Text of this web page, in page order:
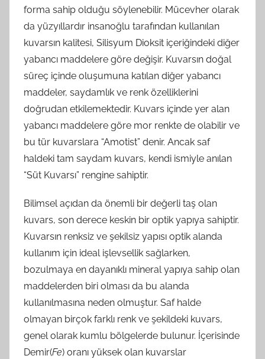
forma sahip olduğu söylenebilir. Mücevher olarak
da yüzyıllardır insanoğlu tarafından kullanılan
kuvarsın kalitesi, Silisyum Dioksit içeriğindeki diğer
yabancı maddelere göre değişir. Kuvarsın doğal
süreç içinde oluşumuna katılan diğer yabancı
maddeler, saydamlık ve renk özelliklerini
doğrudan etkilemektedir. Kuvars içinde yer alan
yabancı maddelere göre mor renkte de olabilir ve
bu tür kuvarslara “Amotist” denir. Ancak saf
haldeki tam saydam kuvars, kendi ismiyle anılan
“Süt Kuvarsı” rengine sahiptir.
Bilimsel açıdan da önemli bir değerli taş olan
kuvars, son derece keskin bir optik yapıya sahiptir.
Kuvarsın renksiz ve şekilsiz yapısı optik alanda
kullanım için ideal işlevsellik sağlarken,
bozulmaya en dayanıklı mineral yapıya sahip olan
maddelerden biri olması da bu alanda
kullanılmasına neden olmuştur. Saf halde
olmayan birçok farklı renk ve şekildeki kuvars,
genel olarak kumlu bölgelerde bulunur. İçerisinde
Demir(Fe) oranı yüksek olan kuvarslar